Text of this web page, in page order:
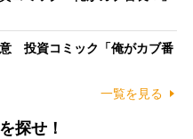
投資コミック「俺がカブ番
一覧を見る
探せ！